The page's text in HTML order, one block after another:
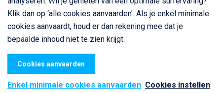
DEUTZ (K H D) AGROTRON (MK3) AGROTRON 260 98-
7.03 Deutz BF6M1013FC
DEUTZ (K H D) AGROTRON (MK3) AGROTRON 265 5.03-
DEUTZ (K H D) AGROTRON (MK3) AGROTRON 4.100
Deutz BF4M1012EC
DEUTZ (K H D) AGROTRON (MK3) AGROTRON 4.70 S ,
Privacybeleid
Algemene voorwaarden
webdesign© Sanmax Projects
Klik dan op ‘alle cookies aanvaarden’. Als je enkel minimale
cookies aanvaardt, houd er dan rekening mee dat je
bepaalde inhoud niet te zien krijgt.
Cookies aanvaarden
Enkel minimale cookies aanvaarden Cookies instellen